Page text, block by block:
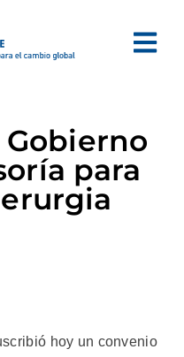
Gobierno
para
hoy un convenio